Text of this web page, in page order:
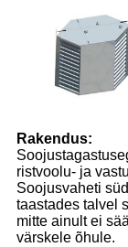
Rakendus:
ristvoolu- ja
Soojusvaheti
taastades talvel
mitte ainult ei
värskele õhule.